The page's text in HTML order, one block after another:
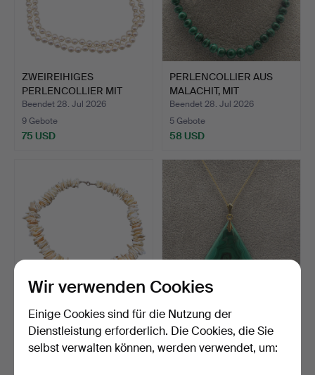
ZWEIREIHIGES
PERLENCOLLIER MIT
BESETZTER S…
Beendet 28. Jul 2026
9 Gebote
75 USD
PERLENCOLLIER AUS
MALACHIT, MIT
SCHRAUBVER…
Beendet 28. Jul 2026
5 Gebote
58 USD
HALSKETTE AUS
MUSCHELSTÜCKEN.
Beendet 28. Jul 2026
DESIGNER COLLIER MIT
EINEM ANHÄNGER MIT
GR…
Beendet 28. Jul 2026
Wir verwenden Cookies
Einige Cookies sind für die Nutzung der
Dienstleistung erforderlich. Die Cookies, die Sie
selbst verwalten können, werden verwendet, um: